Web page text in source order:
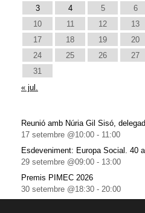
3
4 5 6
10
11 12 13
17
18 19 20
24
25 26 27
31
« jul.
Reunió amb Núria Gil Sisó,
17 setembre @10:00 - 11:00
Esdeveniment: Europa Social. 40
29 setembre @09:00 - 13:00
Premis PIMEC 2026
30 setembre @18:30 - 20:00